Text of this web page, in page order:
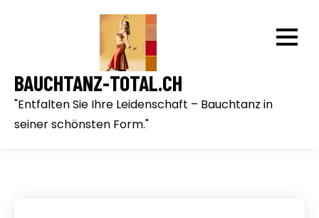
BAUCHTANZ-TOTAL.CH
"Entfalten Sie Ihre Leidenschaft – Bauchtanz in
seiner schönsten Form."